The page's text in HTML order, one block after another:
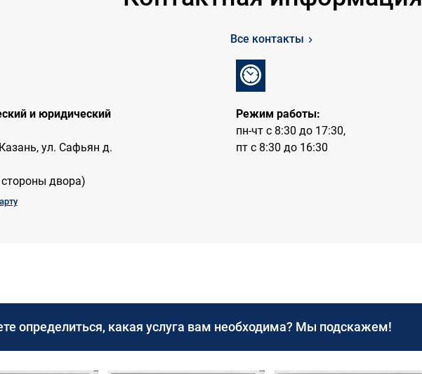
Все контакты
и юридический
ул. Сафьян д.
стороны двора)
Режим работы:
пн-чт с 8:30 до 17:30,
пт с 8:30 до 16:30
определиться, какая услуга вам необходима? Мы подскажем!